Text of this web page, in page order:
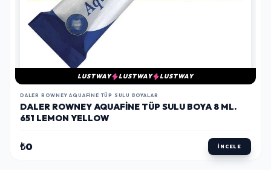
LUSTWAY LUSTWAY LUSTWAY
DALER ROWNEY AQUAFINE TÜP SULU BOYALAR
DALER ROWNEY AQUAFINE TÜP SULU BOYA 8 ML.
651 LEMON YELLOW
₺0 İNCELE